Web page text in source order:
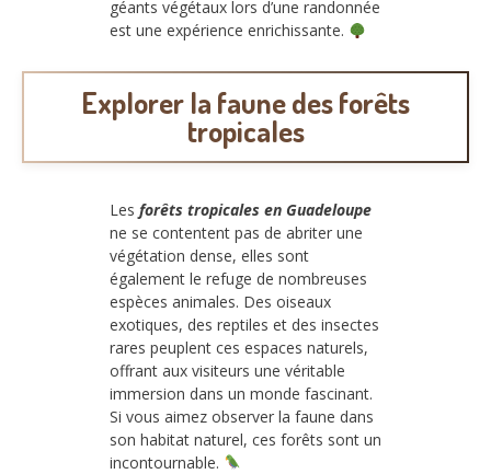
géants végétaux lors d’une randonnée
est une expérience enrichissante.
Explorer la faune des forêts
tropicales
Les forêts tropicales en Guadeloupe
ne se contentent pas de abriter une
végétation dense, elles sont
également le refuge de nombreuses
espèces animales. Des oiseaux
exotiques, des reptiles et des insectes
rares peuplent ces espaces naturels,
offrant aux visiteurs une véritable
immersion dans un monde fascinant.
Si vous aimez observer la faune dans
son habitat naturel, ces forêts sont un
incontournable.